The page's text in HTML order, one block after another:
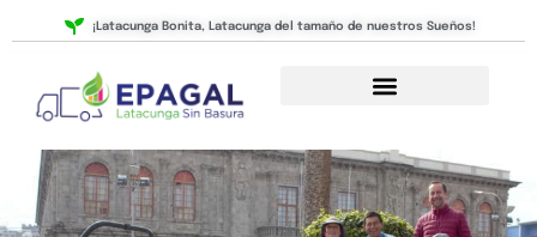
¡Latacunga Bonita, Latacunga del tamaño de nuestros Sueños!